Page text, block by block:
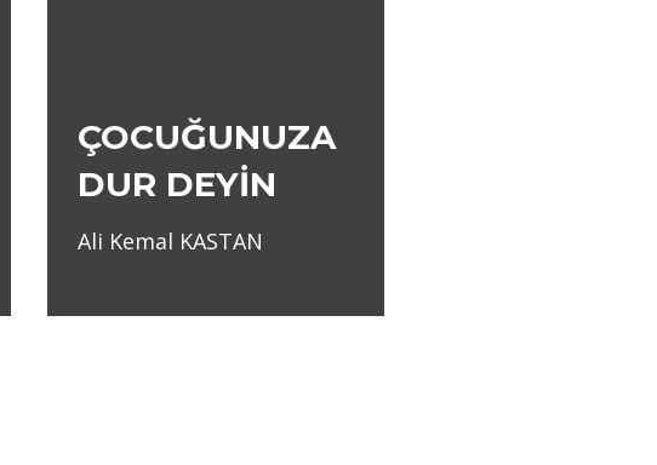
ÇOCUĞUNUZA
DUR DEYİN
Ali Kemal KASTAN